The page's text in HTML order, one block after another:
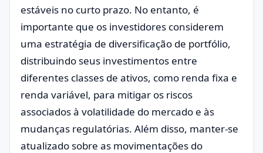
estáveis no curto prazo. No entanto, é
importante que os investidores considerem
uma estratégia de diversificação de portfólio,
distribuindo seus investimentos entre
diferentes classes de ativos, como renda fixa e
renda variável, para mitigar os riscos
associados à volatilidade do mercado e às
mudanças regulatórias. Além disso, manter-se
atualizado sobre as movimentações do